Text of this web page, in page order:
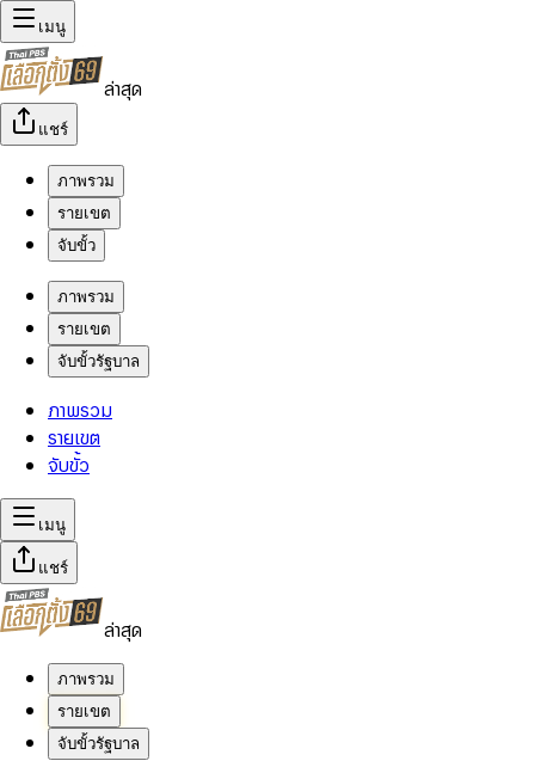
เมนู
ล่าสุด
แชร์
ภาพรวม
รายเขต
จับขั้ว
ภาพรวม
รายเขต
จับขั้วรัฐบาล
ภาพรวม
รายเขต
จับขั้ว
เมนู
แชร์
ล่าสุด
ภาพรวม
รายเขต
จับขั้วรัฐบาล